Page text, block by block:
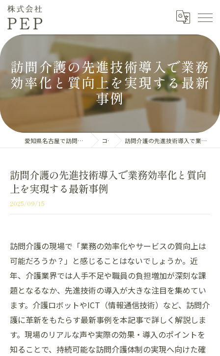
訪問介護の先進技術導入で業務
効率化と質向上を実現する最新
事例
愛知県名古屋で訪問介護の求人なら株式会社PEP コラム 訪問介護の先進技術導入で業務効率化と質向上を実現する最新事例
訪問介護の先進技術導入で業務効率化と質向
上を実現する最新事例
2025/09/15
訪問介護の現場で「業務の効率化やサービスの質向上は
可能だろうか？」と感じることはないでしょうか。近
年、介護業界では人手不足や職員の負担増加が深刻な課
題となるなか、先進技術の導入が大きな注目を集めてい
ます。介護ロボットやICT（情報通信技術）など、訪問介
護に革新をもたらす最新事例を本記事で詳しく解説しま
す。現場のリアルな声や実際の効果・導入のポイントを
知ることで、持続可能な訪問介護体制の実現へ向けた確